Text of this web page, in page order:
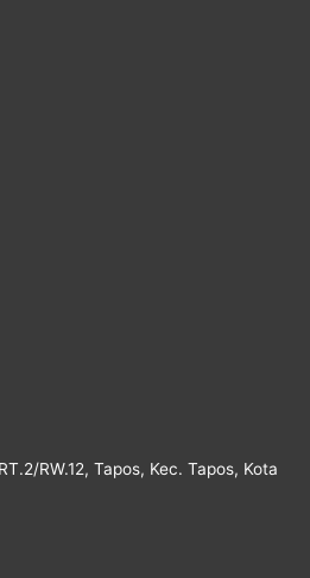
RW.12, Tapos, Kec. Tapos, Kota